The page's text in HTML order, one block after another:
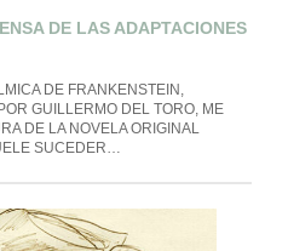
DE LAS ADAPTACIONES
DE FRANKENSTEIN,
GUILLERMO DEL TORO, ME
DE LA NOVELA ORIGINAL
SUCEDER…